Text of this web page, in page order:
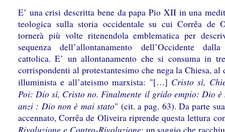
E’ una crisi descritta bene da papa Pio XII in una
teologica sulla storia occidentale su cui Corrêa de
tornerà più volte ritenendola emblematica per
sequenza dell’allontanamento dell’Occidente
cattolica. E’ un allontanamento che si consuma in
corrispondenti al protestantesimo che nega la Chiesa, al
illuminista e all’ateismo marxista: "[…] Cristo sì,
Poi: Dio sì, Cristo no. Finalmente il grido empio: Dio è
anzi : Dio non è mai stato" (cit. a pag. 63). Da parte
accennato, Corrêa de Oliveira riprende questa lettura
Rivoluzione e Contro-Rivoluzione